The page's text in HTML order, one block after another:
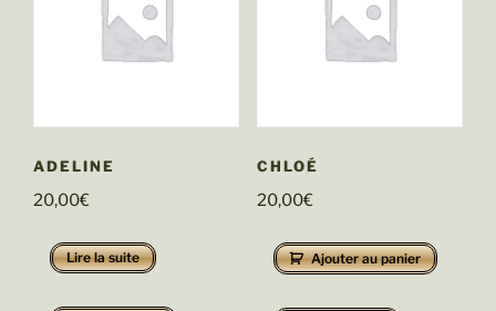
ADELINE
20,00€
Lire la suite
CHLOÉ
20,00€
Ajouter au panier